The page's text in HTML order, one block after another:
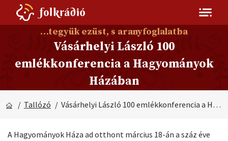
…tegyük ezüst, s aranyfoglalatba
Vásárhelyi László 100
emlékkonferencia a Hagyományok
Házában
/ Tallózó / Vásárhelyi László 100 emlékkonferencia a Hagyományok Házában
A Hagyományok Háza ad otthont március 18-án a száz éve